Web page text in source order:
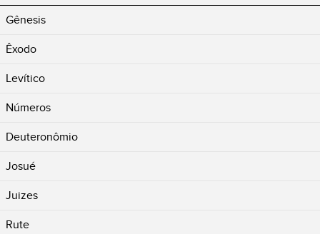
Gênesis
Êxodo
Levítico
Números
Deuteronômio
Josué
Juizes
Rute